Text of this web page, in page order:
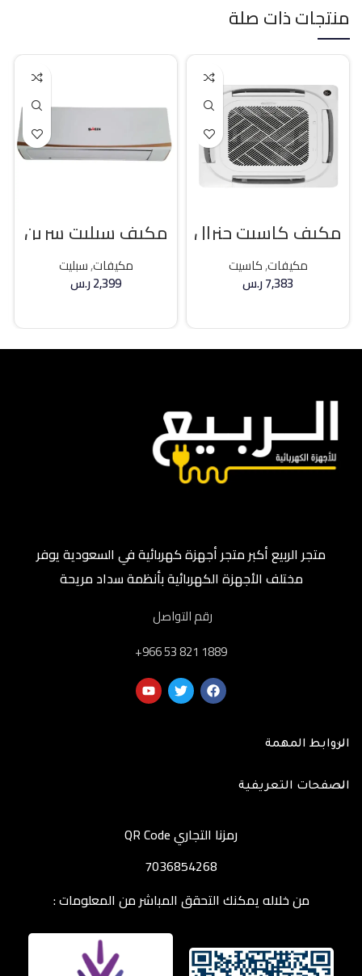
منتجات ذات صلة
مكيف كاسيت جنرال
كلاس 36000 وحدهحار / بارد
مكيفات,كاسيت
7,383ر.س
مكيف سبليت سرين
21400 وحده بارد
مكيفات,سبليت
2,399ر.س
متجر الربيع أكبر متجر أجهزة كهربائية في السعودية يوفر
مختلف الأجهزة الكهربائية بأنظمة سداد مريحة
رقم التواصل
‎+966 53 821 1889
الروابط المهمة
الصفحات التعريفية
رمزنا التجاري QR Code
7036854268
من خلاله يمكنك التحقق المباشر من المعلومات :